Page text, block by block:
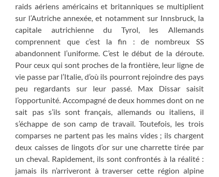
raids aériens américains et britanniques se multiplient
sur l’Autriche annexée, et notamment sur Innsbruck, la
capitale autrichienne du Tyrol, les Allemands
comprennent que c’est la fin : de nombreux SS
abandonnent l’uniforme. C’est le début de la déroute.
Pour ceux qui sont proches de la frontière, leur ligne de
vie passe par l’Italie, d’où ils pourront rejoindre des pays
peu regardants sur leur passé. Max Dissar saisit
l’opportunité. Accompagné de deux hommes dont on ne
sait pas s’ils sont français, allemands ou italiens, il
s’échappe de son camp de travail. Toutefois, les trois
comparses ne partent pas les mains vides ; ils chargent
deux caisses de lingots d’or sur une charrette tirée par
un cheval. Rapidement, ils sont confrontés à la réalité :
jamais ils n’arriveront à traverser cette région alpine